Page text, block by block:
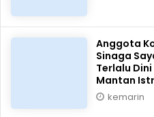
Anggota
Sinaga
Terlalu
Mantan
kemarin